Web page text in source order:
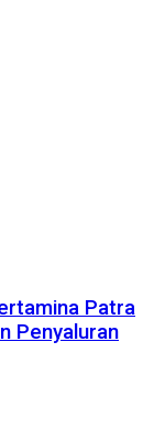
Patra
Penyaluran